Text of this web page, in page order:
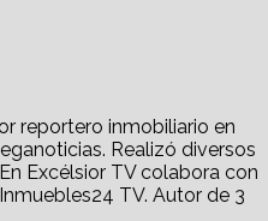
reportero inmobiliario en
Realizó diversos
Excélsior TV colabora con
TV. Autor de 3